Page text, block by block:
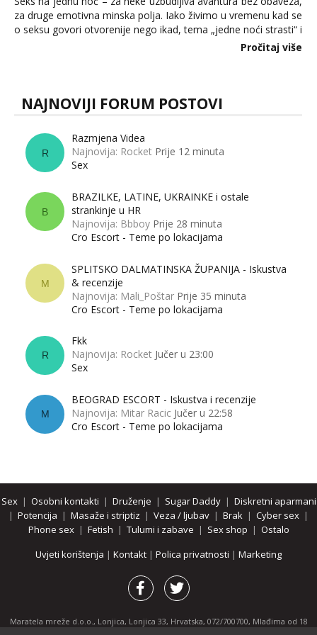
za druge emotivna minska polja. Iako živimo u vremenu kad se
o seksu govori otvorenije nego ikad, tema „jedne noći strasti“ i
dalje izaziva burne rasprave. Što zapravo misle žene, a što
Pročitaj više
NAJNOVIJI FORUM POSTOVI
R
Razmjena Videa
Najnovija: Rocket Prije 12 minuta
Sex
B
BRAZILKE, LATINE, UKRAINKE i ostale
strankinje u HR
Najnovija: Bbboy Prije 28 minuta
Cro Escort - Teme po lokacijama
M
SPLITSKO DALMATINSKA ŽUPANIJA - Iskustva
& recenzije
Najnovija: Mali_Poštar Prije 35 minuta
Cro Escort - Teme po lokacijama
R
Fkk
Najnovija: Rocket Jučer u 23:00
Sex
M
BEOGRAD ESCORT - Iskustva i recenzije
Najnovija: Mitar Racic Jučer u 22:58
Cro Escort - Teme po lokacijama
Sex| Osobni kontakti | Druženje | Sugar Daddy| Diskretni aparmani
| Potencija | Masaže i striptiz | Veza / ljubav | Brak | Cyber sex |
Phone sex| Fetish | Tulumi i zabave | Sex shop | Ostalo
Uvjeti korištenja | Kontakt | Polica privatnosti | Marketing
Maratela mreže d.o.o., Lonjica, Lonjica 33, Hrvatska, 072/700700, Mlađima od 18